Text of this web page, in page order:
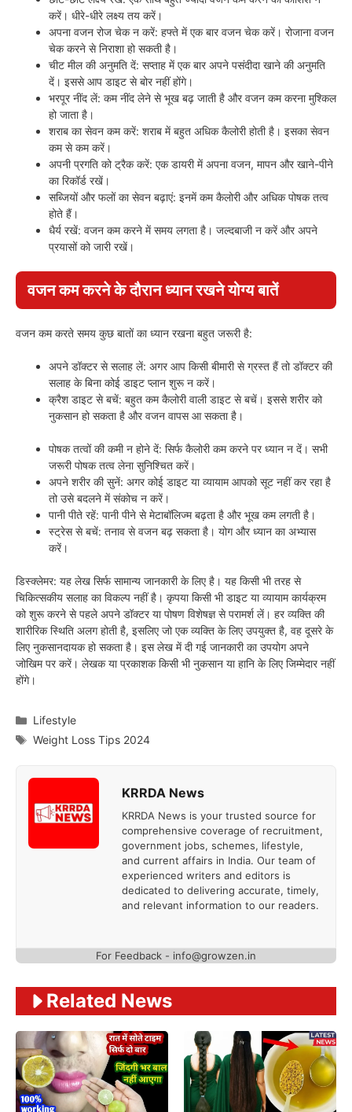
करें। धीरे-धीरे लक्ष्य तय करें।
अपना वजन रोज चेक न करें: हफ्ते में एक बार वजन चेक करें। रोजाना वजन
चेक करने से निराशा हो सकती है।
चीट मील की अनुमति दें: सप्ताह में एक बार अपने पसंदीदा खाने की अनुमति
दें। इससे आप डाइट से बोर नहीं होंगे।
भरपूर नींद लें: कम नींद लेने से भूख बढ़ जाती है और वजन कम करना मुश्किल
हो जाता है।
शराब का सेवन कम करें: शराब में बहुत अधिक कैलोरी होती है। इसका सेवन
कम से कम करें।
अपनी प्रगति को ट्रैक करें: एक डायरी में अपना वजन, मापन और खाने-पीने
का रिकॉर्ड रखें।
सब्जियों और फलों का सेवन बढ़ाएं: इनमें कम कैलोरी और अधिक पोषक तत्व
होते हैं।
धैर्य रखें: वजन कम करने में समय लगता है। जल्दबाजी न करें और अपने
प्रयासों को जारी रखें।
वजन कम करने के दौरान ध्यान रखने योग्य बातें
वजन कम करते समय कुछ बातों का ध्यान रखना बहुत जरूरी है:
अपने डॉक्टर से सलाह लें: अगर आप किसी बीमारी से ग्रस्त हैं तो डॉक्टर की
सलाह के बिना कोई डाइट प्लान शुरू न करें।
क्रैश डाइट से बचें: बहुत कम कैलोरी वाली डाइट से बचें। इससे शरीर को
नुकसान हो सकता है और वजन वापस आ सकता है।
पोषक तत्वों की कमी न होने दें: सिर्फ कैलोरी कम करने पर ध्यान न दें। सभी
जरूरी पोषक तत्व लेना सुनिश्चित करें।
अपने शरीर की सुनें: अगर कोई डाइट या व्यायाम आपको सूट नहीं कर रहा है
तो उसे बदलने में संकोच न करें।
पानी पीते रहें: पानी पीने से मेटाबॉलिज्म बढ़ता है और भूख कम लगती है।
स्ट्रेस से बचें: तनाव से वजन बढ़ सकता है। योग और ध्यान का अभ्यास
करें।
डिस्क्लेमर: यह लेख सिर्फ सामान्य जानकारी के लिए है। यह किसी भी तरह से
चिकित्सकीय सलाह का विकल्प नहीं है। कृपया किसी भी डाइट या व्यायाम कार्यक्रम
को शुरू करने से पहले अपने डॉक्टर या पोषण विशेषज्ञ से परामर्श लें। हर व्यक्ति की
शारीरिक स्थिति अलग होती है, इसलिए जो एक व्यक्ति के लिए उपयुक्त है, वह दूसरे के
लिए नुकसानदायक हो सकता है। इस लेख में दी गई जानकारी का उपयोग अपने
जोखिम पर करें। लेखक या प्रकाशक किसी भी नुकसान या हानि के लिए जिम्मेदार नहीं
होंगे।
Categories
Lifestyle
Tags
Weight Loss Tips 2024
KRRDA News
KRRDA News is your trusted source for
comprehensive coverage of recruitment,
government jobs, schemes, lifestyle,
and current affairs in India. Our team of
experienced writers and editors is
dedicated to delivering accurate, timely,
and relevant information to our readers.
For Feedback - info@growzen.in
Related News